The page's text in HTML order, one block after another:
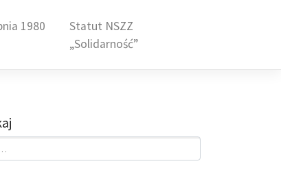
1980
Statut NSZZ
„Solidarność”